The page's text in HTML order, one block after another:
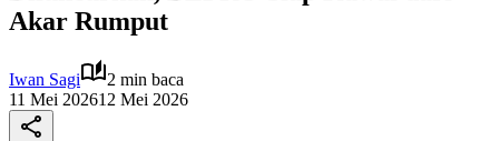
Akar Rumput
Iwan Sagi
2 min baca
11 Mei 202612 Mei 2026